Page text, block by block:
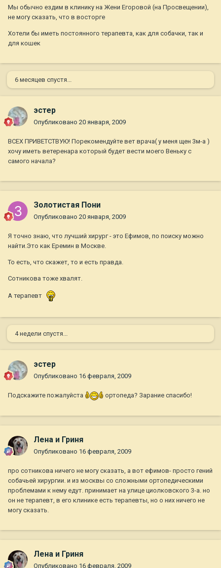
Мы обычно ездим в клинику на Жени Егоровой (на Просвещении),
не могу сказать, что в восторге
Хотели бы иметь постоянного терапевта, как для собачки, так и
для кошек
6 месяцев спустя...
эстер
Опубликовано 20 января, 2009
ВСЕХ ПРИВЕТСТВУЮ! Порекомендуйте вет врача( у меня щен 3м-а )
хочу иметь ветеренара который будет вести моего Веньку с
самого начала?
Золотистая Пони
Опубликовано 20 января, 2009
Я точно знаю, что лучший хирург - это Ефимов, по поиску можно
найти.Это как Еремин в Москве.
То есть, что скажет, то и есть правда.
Сотникова тоже хвалят.
А терапевт
4 недели спустя...
эстер
Опубликовано 16 февраля, 2009
Подскажите пожалуйста ортопеда? Зарание спасибо!
Лена и Гриня
Опубликовано 16 февраля, 2009
про сотникова ничего не могу сказать, а вот ефимов- просто гений
собачьей хирургии. и из москвы со сложными ортопедическими
проблемами к нему едут. принимает на улице циолковского 3-а. но
он не терапевт, в его клинике есть терапевты, но о них ничего не
могу сказать.
Лена и Гриня
Опубликовано 16 февраля, 2009